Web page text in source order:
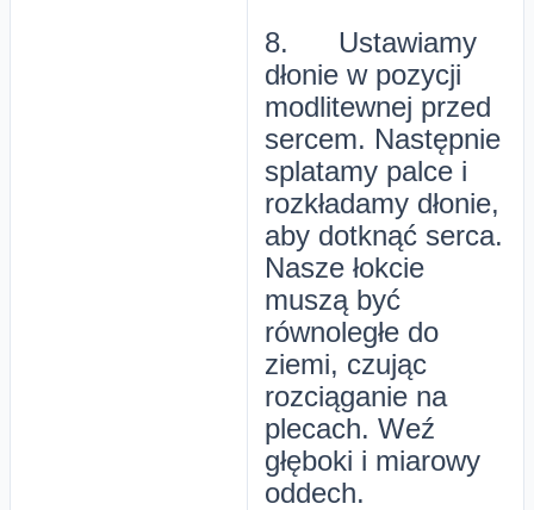
8. Ustawiamy
dłonie w pozycji
modlitewnej przed
sercem. Następnie
splatamy palce i
rozkładamy dłonie,
aby dotknąć serca.
Nasze łokcie
muszą być
równoległe do
ziemi, czując
rozciąganie na
plecach. Weź
głęboki i miarowy
oddech.